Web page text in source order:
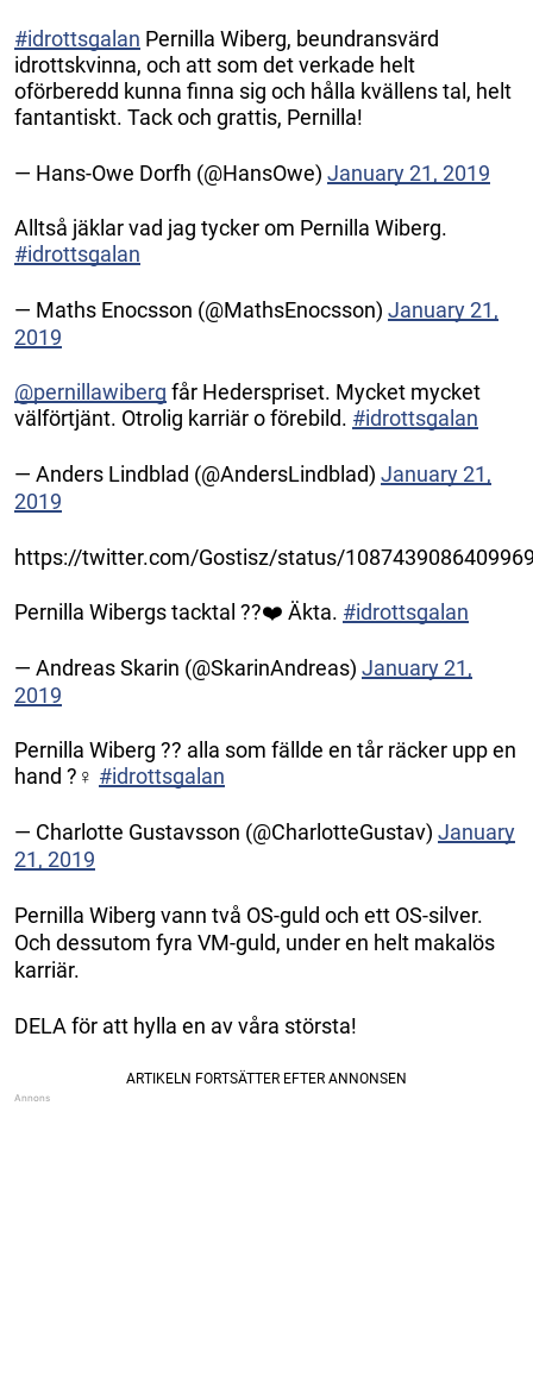
#idrottsgalan Pernilla Wiberg, beundransvärd
idrottskvinna, och att som det verkade helt
oförberedd kunna finna sig och hålla kvällens tal, helt
fantantiskt. Tack och grattis, Pernilla!
— Hans-Owe Dorfh (@HansOwe) January 21, 2019
Alltså jäklar vad jag tycker om Pernilla Wiberg.
#idrottsgalan
— Maths Enocsson (@MathsEnocsson) January 21,
2019
@pernillawiberg får Hederspriset. Mycket mycket
välförtjänt. Otrolig karriär o förebild. #idrottsgalan
— Anders Lindblad (@AndersLindblad) January 21,
2019
https://twitter.com/Gostisz/status/
Pernilla Wibergs tacktal ??❤️ Äkta. #idrottsgalan
— Andreas Skarin (@SkarinAndreas) January 21,
2019
Pernilla Wiberg ?? alla som fällde en tår räcker upp en
hand ?‍♀️ #idrottsgalan
— Charlotte Gustavsson (@CharlotteGustav) January
21, 2019
Pernilla Wiberg vann två OS-guld och ett OS-silver.
Och dessutom fyra VM-guld, under en helt makalös
karriär.
DELA för att hylla en av våra största!